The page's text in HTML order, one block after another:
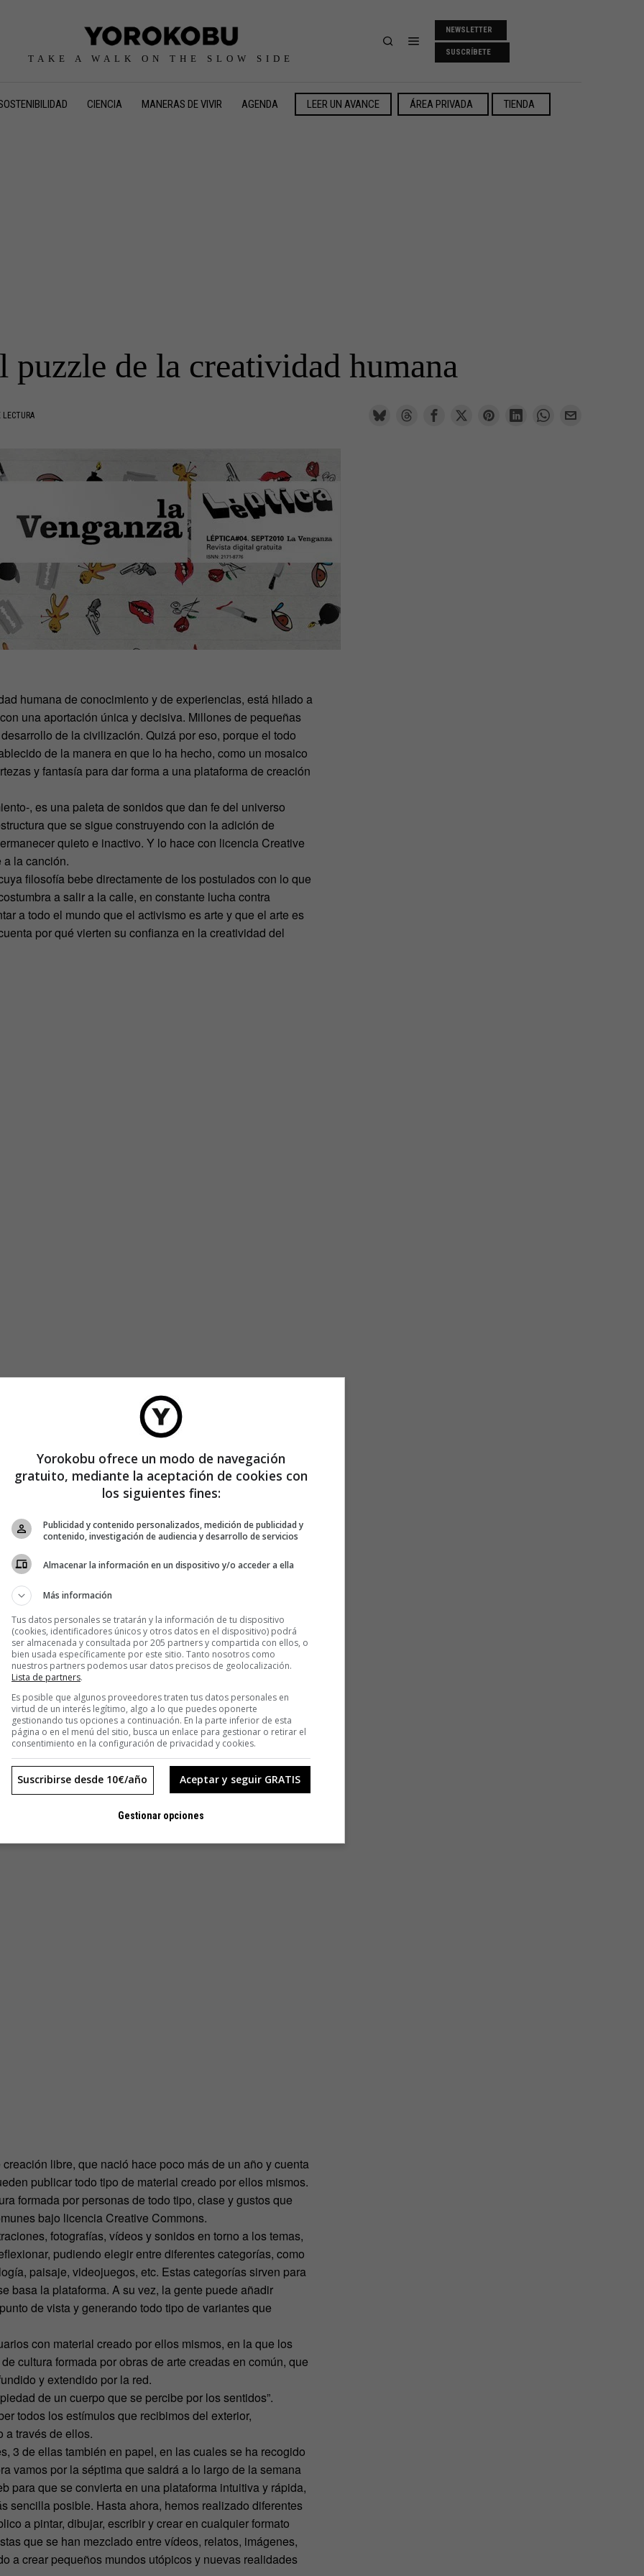
TAKE A WALK ON THE SLOW SIDE
NEWSLETTER
SUSCRÍBETE
CIENCIA MANERAS DE VIVIR AGENDA LEER UN AVANCE ÁREA PRIVADA TIENDA
puzzle de la creatividad humana
humana de conocimiento y de experiencias, está hilado a
una aportación única y decisiva. Millones de pequeñas
de la civilización. Quizá por eso, porque el todo
de la manera en que lo ha hecho, como un mosaico
y fantasía para dar forma a una plataforma de creación
, es una paleta de sonidos que dan fe del universo
que se sigue construyendo con la adición de
quieto e inactivo. Y lo hace con licencia Creative
a la canción.
filosofía bebe directamente de los postulados con lo que
a salir a la calle, en constante lucha contra
a todo el mundo que el activismo es arte y que el arte es
por qué vierten su confianza en la creatividad del
participativa, pretendemos fomentar el dialogo y la
hemos iniciado una revista digital cuyo contenido
Commons, y que a través del planteamiento de
los usuarios dejando a su disposición una revista creada
individuales queremos formar una red que ayude a
puntos de vista mezclando los conceptos de blog,
sin editorial en la que los propios usuarios decidían
para incluirse en la revista. A partir de aquí, han ido
con el concepto de creación colectiva y libre expresión
y, nuestra idea, es extendernos a otros formatos, como el
un programa de radio, que empezaremos en junio, y un
para el próximo otoño, a través de estas nuevas
de participación, colaboración y creación de obras
libre, que nació hace poco más de un año y cuenta
publicar todo tipo de material creado por ellos mismos.
formada por personas de todo tipo, clase y gustos que
bajo licencia Creative Commons.
fotografías, vídeos y sonidos en torno a los temas,
pudiendo elegir entre diferentes categorías, como
paisaje, videojuegos, etc. Estas categorías sirven para
basa la plataforma. A su vez, la gente puede añadir
de vista y generando todo tipo de variantes que
con material creado por ellos mismos, en la que los
cultura formada por obras de arte creadas en común, que
y extendido por la red.
de un cuerpo que se percibe por los sentidos”.
todos los estímulos que recibimos del exterior,
a través de ellos.
3 de ellas también en papel, en las cuales se ha recogido
vamos por la séptima que saldrá a lo largo de la semana
para que se convierta en una plataforma intuitiva y rápida,
sencilla posible. Hasta ahora, hemos realizado diferentes
a pintar, dibujar, escribir y crear en cualquier formato
que se han mezclado entre vídeos, relatos, imágenes,
a crear pequeños mundos utópicos y nuevas realidades
Yorokobu ofrece un modo de navegación
gratuito, mediante la aceptación de cookies con
los siguientes fines:
Publicidad y contenido personalizados, medición de publicidad y
contenido, investigación de audiencia y desarrollo de servicios
Almacenar la información en un dispositivo y/o acceder a ella
Más información
Tus datos personales se tratarán y la información de tu dispositivo
(cookies, identificadores únicos y otros datos en el dispositivo) podrá
ser almacenada y consultada por 205 partners y compartida con ellos, o
bien usada específicamente por este sitio. Tanto nosotros como
nuestros partners podemos usar datos precisos de geolocalización.
Lista de partners.
Es posible que algunos proveedores traten tus datos personales en
virtud de un interés legítimo, algo a lo que puedes oponerte
gestionando tus opciones a continuación. En la parte inferior de esta
página o en el menú del sitio, busca un enlace para gestionar o retirar el
consentimiento en la configuración de privacidad y cookies.
Aceptar y seguir GRATIS
Suscribirse desde 10€/año
Gestionar opciones